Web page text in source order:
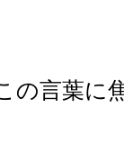
の言葉に